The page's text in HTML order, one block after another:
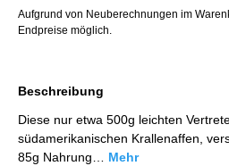
Aufgrund von Neuberechnungen im
Endpreise möglich.
Beschreibung
Diese nur etwa 500g leichten
südamerikanischen Krallenaffen,
85g Nahrung… Mehr